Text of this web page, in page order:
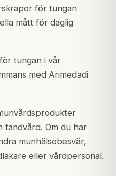
för tungan
mått för daglig
tungan i vår
med Arimedadi
Om du har
munhälsobesvär,
eller vårdpersonal.